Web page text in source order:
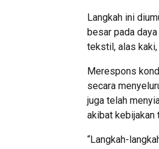
Langkah ini
besar pada
tekstil, alas
Merespons
secara
juga telah
akibat kebijakan
“Langkah-